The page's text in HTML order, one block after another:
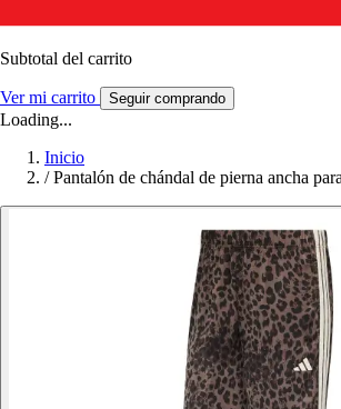
Subtotal del carrito
Ver mi carrito Seguir comprando
Loading...
Inicio
/ Pantalón de chándal de pierna ancha